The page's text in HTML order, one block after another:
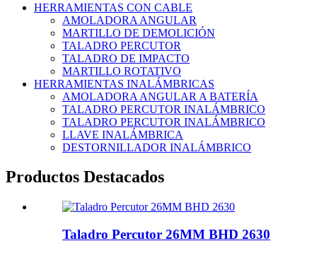
HERRAMIENTAS CON CABLE
AMOLADORA ANGULAR
MARTILLO DE DEMOLICIÓN
TALADRO PERCUTOR
TALADRO DE IMPACTO
MARTILLO ROTATIVO
HERRAMIENTAS INALÁMBRICAS
AMOLADORA ANGULAR A BATERÍA
TALADRO PERCUTOR INALÁMBRICO
TALADRO PERCUTOR INALÁMBRICO
LLAVE INALÁMBRICA
DESTORNILLADOR INALÁMBRICO
Productos Destacados
Taladro Percutor 26MM BHD 2630